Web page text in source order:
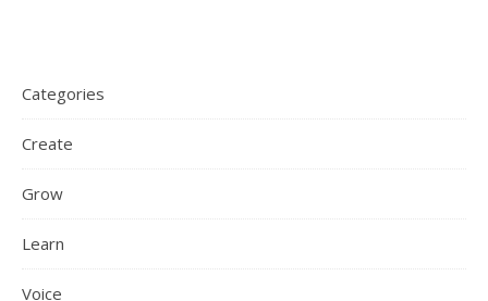
Categories
Create
Grow
Learn
Voice